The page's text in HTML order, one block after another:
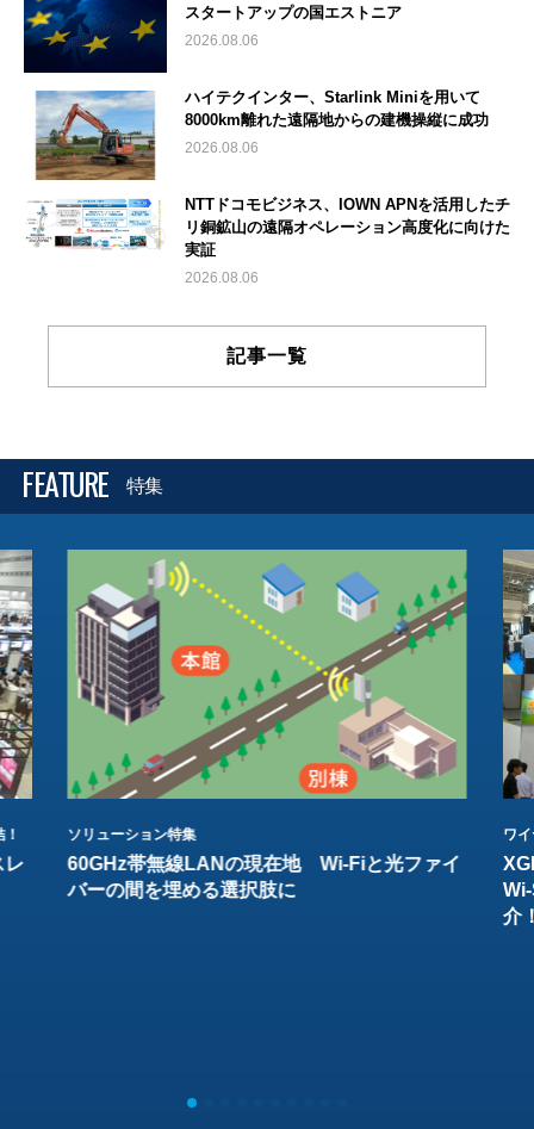
スタートアップの国エストニア
2026.08.06
ハイテクインター、Starlink Miniを用いて
8000km離れた遠隔地からの建機操縦に成功
2026.08.06
NTTドコモビジネス、IOWN APNを活用したチ
リ銅鉱山の遠隔オペレーション高度化に向けた
実証
2026.08.06
記事一覧
FEATURE 特集
レ
ソリューション特集
60GHz帯無線LANの現在地 Wi-Fiと光ファイ
バーの間を埋める選択肢に
ワ
介